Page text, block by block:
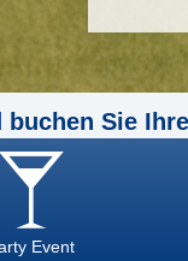
Sie
Event